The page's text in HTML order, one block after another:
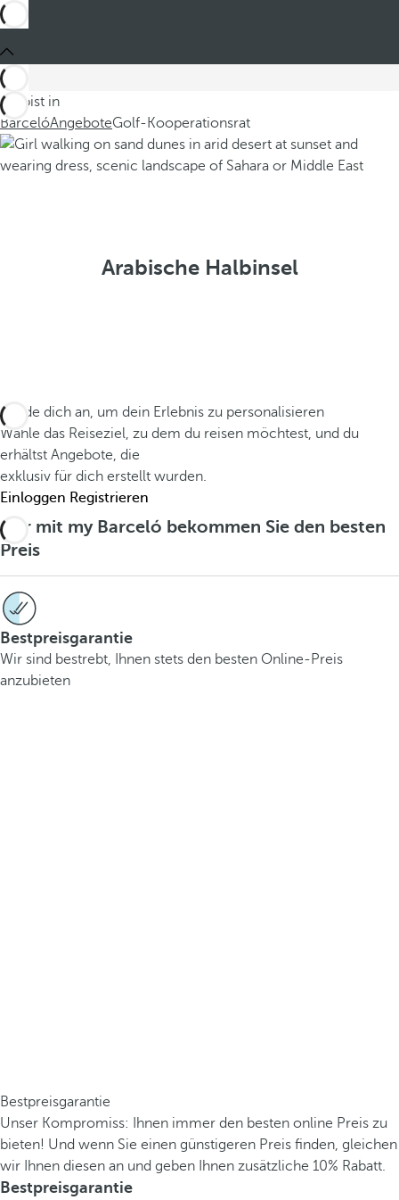
Du bist in
BarcelóAngeboteGolf-Kooperationsrat
Arabische Halbinsel
Melde dich an, um dein Erlebnis zu personalisieren
Wähle das Reiseziel, zu dem du reisen möchtest, und du
erhältst Angebote, die
exklusiv für dich erstellt wurden.
Einloggen Registrieren
Nur mit my Barceló bekommen Sie den besten
Preis
Bestpreisgarantie
Wir sind bestrebt, Ihnen stets den besten Online-Preis
anzubieten
Bestpreisgarantie
Unser Kompromiss: Ihnen immer den besten online Preis zu
bieten! Und wenn Sie einen günstigeren Preis finden, gleichen
wir Ihnen diesen an und geben Ihnen zusätzliche 10% Rabatt.
Bestpreisgarantie